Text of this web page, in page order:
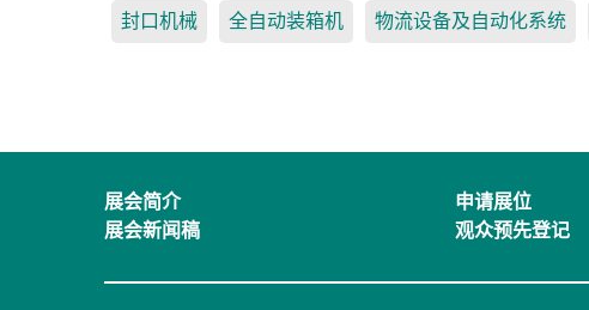
封口机械 全自动装箱机 物流设备及自动化系统
展会简介
展会新闻稿
申请展位
观众预先登记